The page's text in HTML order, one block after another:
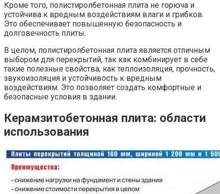
Кроме того, полистиролбетонная плита не горюча и
устойчива к вредным воздействиям влаги и грибков.
Это обеспечивает повышенную безопасность и
долговечность плиты.
В целом, полистиролбетонная плита является отличным
выбором для перекрытий, так как комбинирует в себе
такие полезные свойства, как теплоизоляция, прочность,
звукоизоляция и устойчивость к вредным
воздействиям. Это позволяет создать комфортные и
безопасные условия в здании.
Керамзитобетонная плита: области
использования